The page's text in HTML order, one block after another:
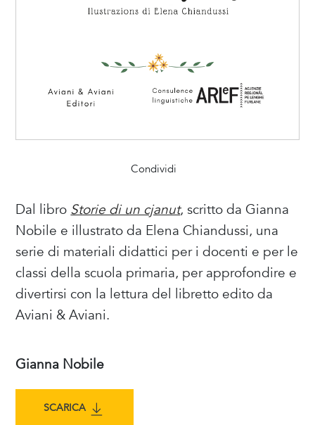
Condividi
Dal libroStorie di un cjanut, scritto da Gianna
Nobile e illustrato da Elena Chiandussi, una
serie di materiali didattici per i docenti e per le
classi della scuola primaria, per approfondire e
divertirsi con la lettura del libretto edito da
Aviani & Aviani.
Gianna Nobile
SCARICA